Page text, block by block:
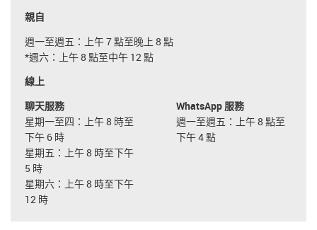
親自
週一至週五：上午 7 點至晚上 8 點
*週六：上午 8 點至中午 12 點
線上
聊天服務
星期一至四：上午 8 時至
下午 6 時
星期五：上午 8 時至下午
5 時
星期六：上午 8 時至下午
12 時
WhatsApp 服務
週一至週五：上午 8 點至
下午 4 點